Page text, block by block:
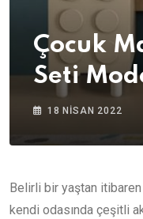
Çocuk
Seti
18 NISAN 2022
Belirli bir yaştan itibaren
kendi odasında çeşitli